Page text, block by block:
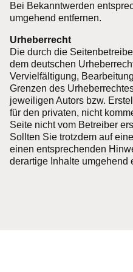
Bei Bekanntwerden
umgehend entfernen.
Urheberrecht
Die durch die
dem deutschen
Vervielfältigung,
Grenzen des
jeweiligen Autors bzw.
für den privaten, nicht
Seite nicht vom Betreiber
Sollten Sie trotzdem auf
einen entsprechenden
derartige Inhalte umgehend